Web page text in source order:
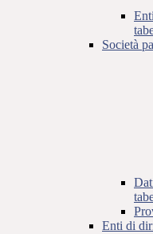
Società
Enti di